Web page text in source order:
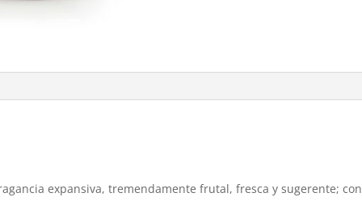
expansiva, tremendamente frutal, fresca y sugerente;